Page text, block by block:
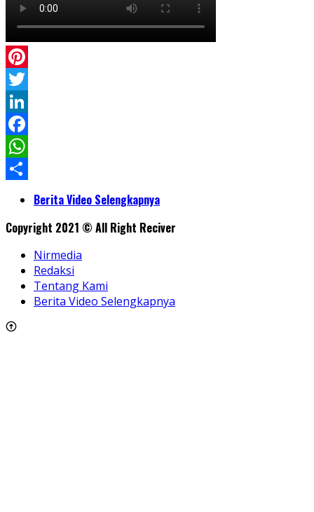
Pinterest
Twitter
LinkedIn
Facebook
WhatsApp
ShareBerita Video Selengkapnya
Copyright 2021 © All Right Reciver
Nirmedia
Redaksi
Tentang Kami
Berita Video Selengkapnya